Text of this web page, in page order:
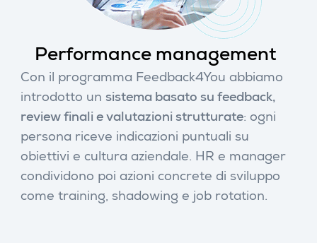
Performance management
Con il programma Feedback4You abbiamo
introdotto un sistema basato su feedback,
review finali e valutazioni strutturate: ogni
persona riceve indicazioni puntuali su
obiettivi e cultura aziendale. HR e manager
condividono poi azioni concrete di sviluppo
come training, shadowing e job rotation.